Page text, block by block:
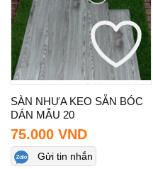
Add to wishlist
SÀN NHỰA KEO SẴN BÓC
DÁN MẪU 20
75.000 VND
Gửi tin nhắn